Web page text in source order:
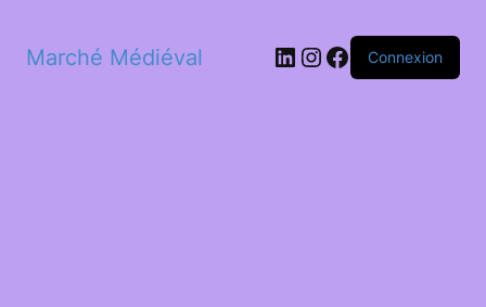
Marché Médiéval LinkedIn
Instagram
Facebook
Connexion